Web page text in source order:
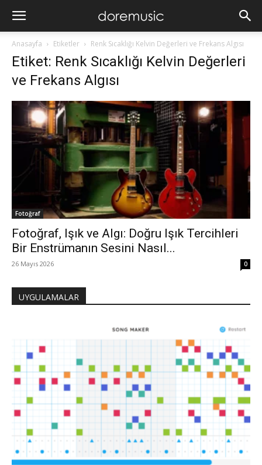
Anasayfa Etiketler Renk Sıcaklığı Kelvin Değerleri ve Frekans Algısı
Etiket: Renk Sıcaklığı Kelvin Değerleri
ve Frekans Algısı
Fotoğraf
Fotoğraf, Işık ve Algı: Doğru Işık Tercihleri
Bir Enstrümanın Sesini Nasıl...
26 Mayıs 2026 0
UYGULAMALAR